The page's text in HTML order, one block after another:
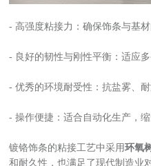
- 高强度粘接力：确保饰条与基材
- 良好的韧性与刚性平衡：适应多
- 优秀的环境耐受性：抗盐雾、耐
- 操作便捷：适合自动化生产，
镀铬饰条的粘接工艺中采用环氧
和耐久性，也满足了现代制造业